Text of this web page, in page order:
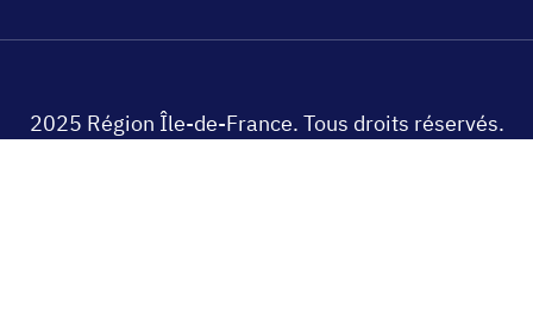
2025 Région Île-de-France. Tous droits réservés.